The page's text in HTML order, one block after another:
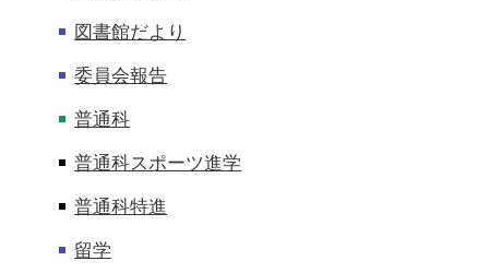
図書館だより
委員会報告
普通科
普通科スポーツ進学
普通科特進
留学